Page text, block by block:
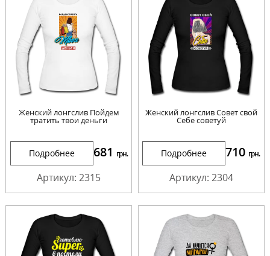
Женский лонгслив Пойдем
тратить твои деньги
Подробнее 681 грн.
Артикул: 2315
Женский лонгслив Совет свой
Себе советуй
Подробнее 710 грн.
Артикул: 2304